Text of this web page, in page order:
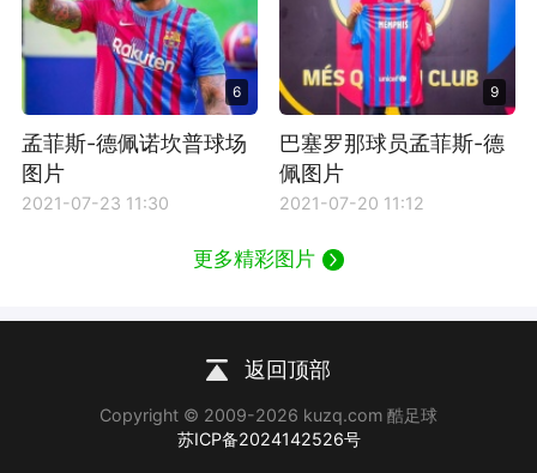
6
孟菲斯-德佩诺坎普球场
图片
2021-07-23 11:30
9
巴塞罗那球员孟菲斯-德
佩图片
2021-07-20 11:12
更多精彩图片
返回顶部
Copyright © 2009-2026 kuzq.com 酷足球
苏ICP备2024142526号